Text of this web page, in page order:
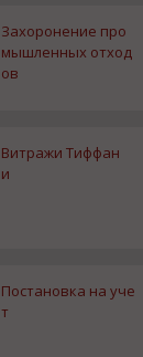
Захоронение про
мышленных отход
ов
Витражи Тиффан
и
Постановка на уче
т